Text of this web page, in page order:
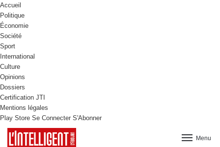
Accueil
Politique
Économie
Société
Sport
International
Culture
Opinions
Dossiers
Certification JTI
Mentions légales
Play Store Se Connecter S'Abonner
Menu